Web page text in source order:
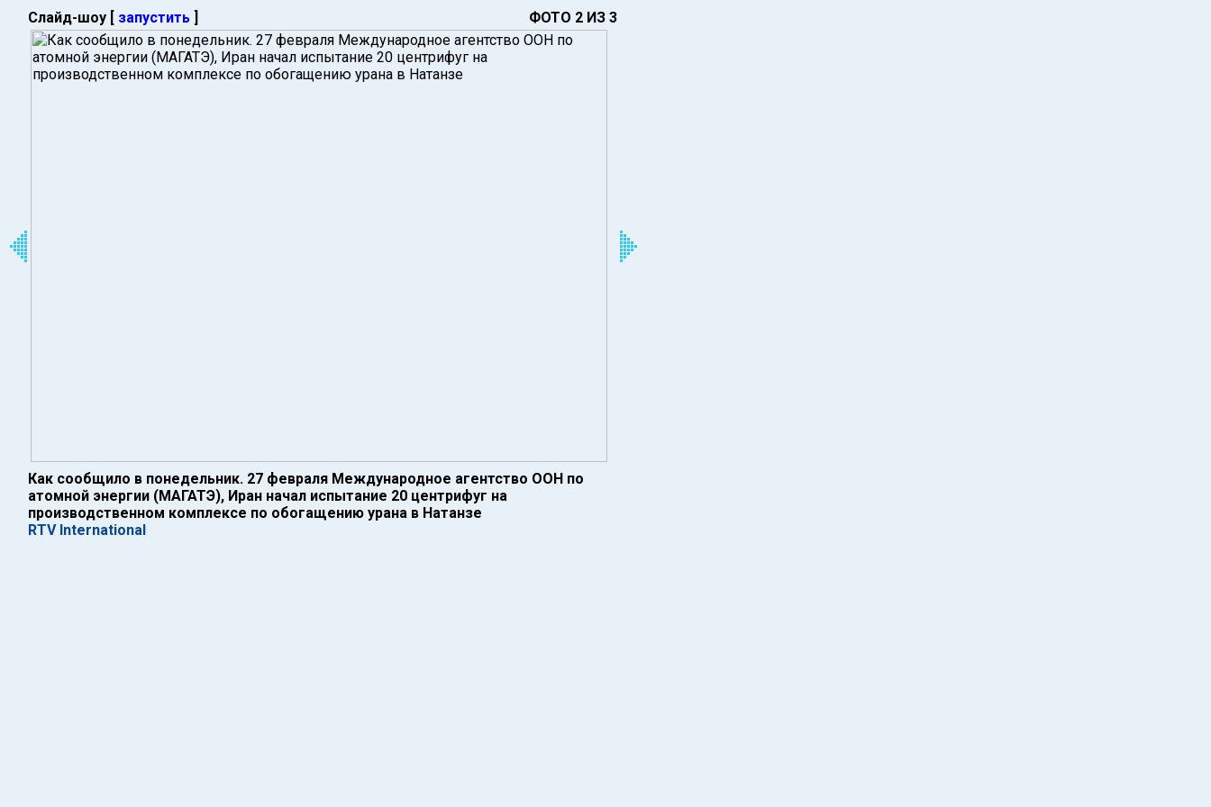
Слайд-шоу [ запустить ] ФОТО 2 ИЗ 3
Как сообщило в понедельник. 27 февраля Международное агентство ООН по
атомной энергии (МАГАТЭ), Иран начал испытание 20 центрифуг на
производственном комплексе по обогащению урана в Натанзе
RTV International